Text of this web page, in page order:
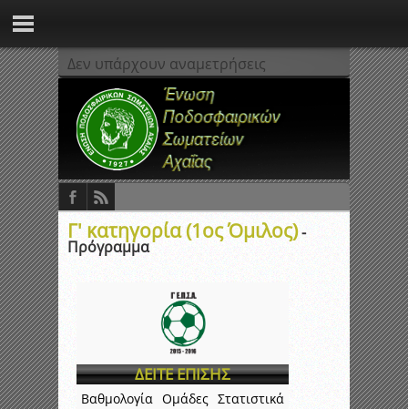
Δεν υπάρχουν αναμετρήσεις
Γ' κατηγορία (1ος Όμιλος)-
Πρόγραμμα
ΔΕΙΤΕ ΕΠΙΣΗΣ
Βαθμολογία Ομάδες Στατιστικά